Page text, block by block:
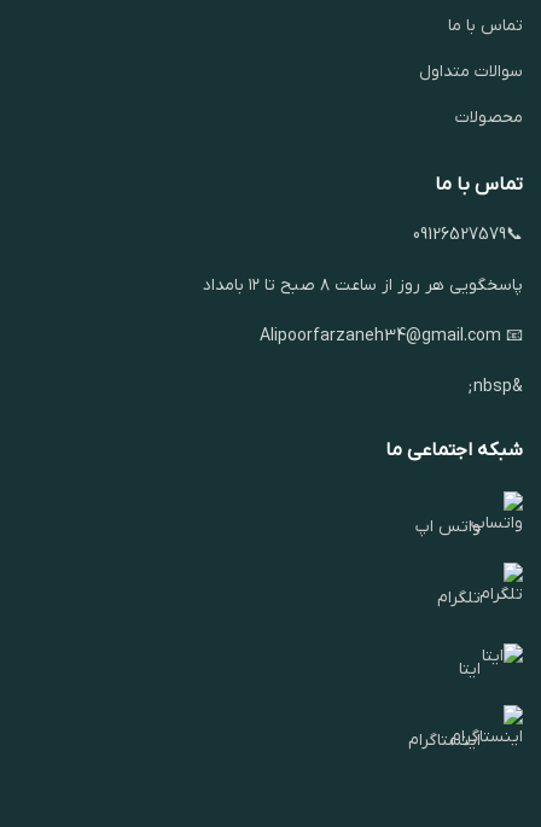
تماس با ما
سوالات متداول
محصولات
تماس با ما
📞09126527579
پاسخگویی هر روز از ساعت ۸ صبح تا ۱۲ بامداد
📧 Alipoorfarzaneh34@gmail.com
&nbsp;
شبکه اجتماعی ما
واتس اپ
تلگرام
ایتا
اینستاگرام